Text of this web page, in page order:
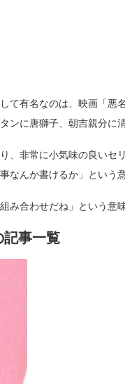
て有名なのは、映画「悪
タンに唐獅子、朝吉親分に
、非常に小気味の良いセ
なんか書けるか」という
み合わせだね」という意
記事一覧